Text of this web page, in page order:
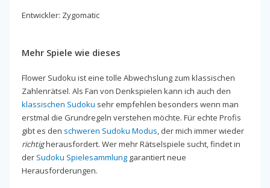
Entwickler: Zygomatic
Mehr Spiele wie dieses
Flower Sudoku ist eine tolle Abwechslung zum klassischen
Zahlenrätsel. Als Fan von Denkspielen kann ich auch den
klassischen Sudoku sehr empfehlen besonders wenn man
erstmal die Grundregeln verstehen möchte. Für echte Profis
gibt es den schweren Sudoku Modus, der mich immer wieder
richtigherausfordert. Wer mehr Rätselspiele sucht, findet in
der Sudoku Spielesammlung garantiert neue
Herausforderungen.